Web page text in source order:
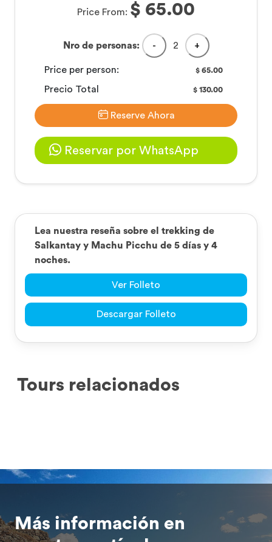
Price From: $ 65.00
Nro de personas: - 2 +
Price per person: $65.00
Precio Total $130.00
Reserve Ahora
Reservar por WhatsApp
Lea nuestra reseña sobre el trekking de
Salkantay y Machu Picchu de 5 días y 4
noches.
Ver Folleto
Descargar Folleto
Tours relacionados
Más información en